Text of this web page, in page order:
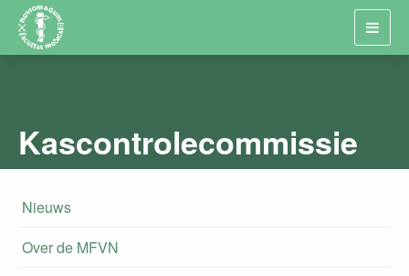
Kascontrolecommissie
Nieuws
Over de MFVN